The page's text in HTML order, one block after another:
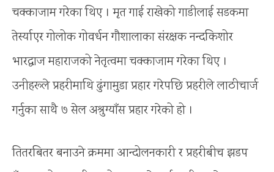
चक्काजाम गरेका थिए । मृत गाई राखेको गाडीलाई सडकमा
तेर्स्याएर गोलोक गोवर्धन गौशालाका संरक्षक नन्दकिशोर
भारद्वाज महाराजको नेतृत्वमा चक्काजाम गरेका थिए ।
उनीहरूले प्रहरीमाथि ढुंगामुडा प्रहार गरेपछि प्रहरीले लाठीचार्ज
गर्नुका साथै ७ सेल अश्रुग्याँस प्रहार गरेको हो ।
तितरबितर बनाउने क्रममा आन्दोलनकारी र प्रहरीबीच झडप